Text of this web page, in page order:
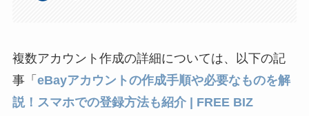
複数アカウント作成の詳細については、以下の記
事「 eBayアカウントの作成手順や必要なものを解
説！スマホでの登録方法も紹介 | FREE BIZ